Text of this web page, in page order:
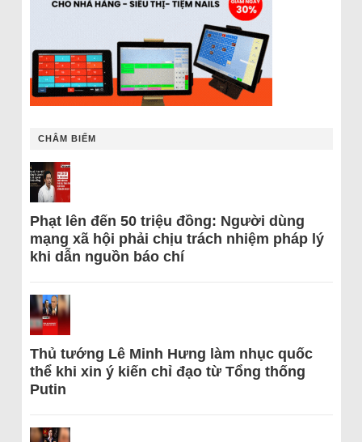
CHÂM BIẾM
Phạt lên đến 50 triệu đồng: Người dùng
mạng xã hội phải chịu trách nhiệm pháp lý
khi dẫn nguồn báo chí
Thủ tướng Lê Minh Hưng làm nhục quốc
thể khi xin ý kiến chỉ đạo từ Tổng thống
Putin